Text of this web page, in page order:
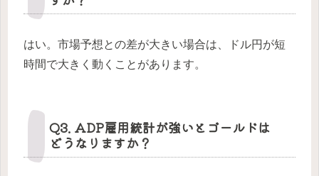
はい。市場予想との差が大きい場合は、ドル円が短
時間で大きく動くことがあります。
Q3. ADP雇用統計が強いとゴールドは
どうなりますか？